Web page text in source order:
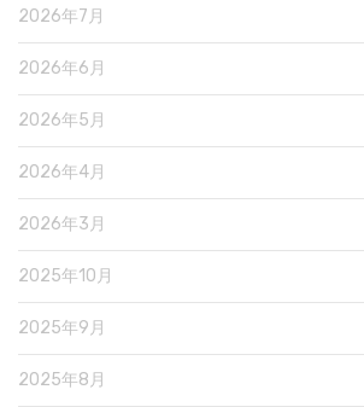
2026年7月
2026年6月
2026年5月
2026年4月
2026年3月
2025年10月
2025年9月
2025年8月